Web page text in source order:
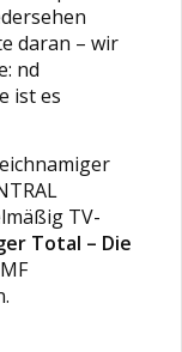
daran – wir
nd
ist es
TV-
Total – Die